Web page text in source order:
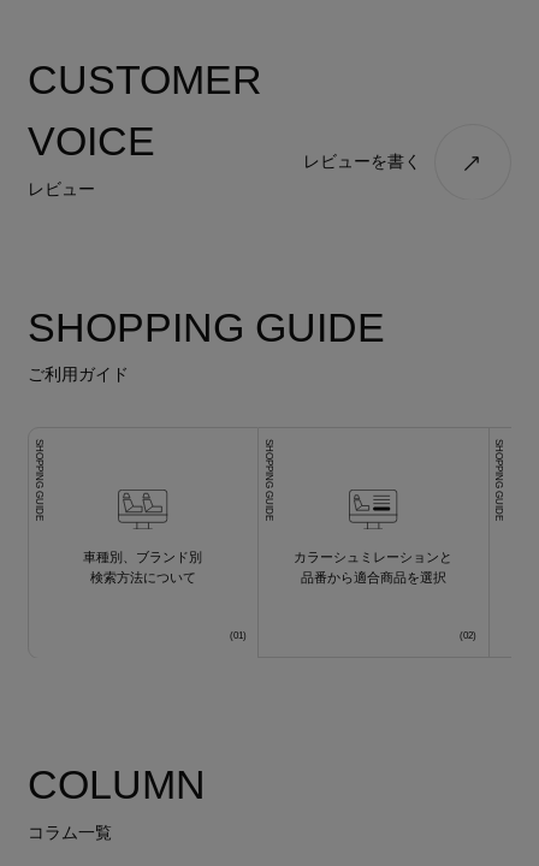
CUSTOMER
VOICE
レビュー
レビューを書く
SHOPPING GUIDE
ご利用ガイド
SHOPPING GUIDE
車種別、ブランド別
検索方法について
SHOPPING GUIDE
カラーシュミレーションと
品番から適合商品を選択
SHOPPING GUIDE
COLUMN
コラム一覧